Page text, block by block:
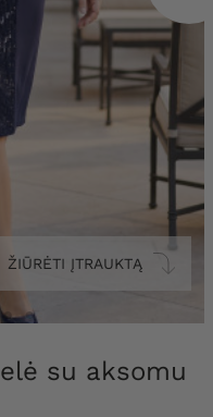
ŽIŪRĖTI ĮTRAUKTĄ